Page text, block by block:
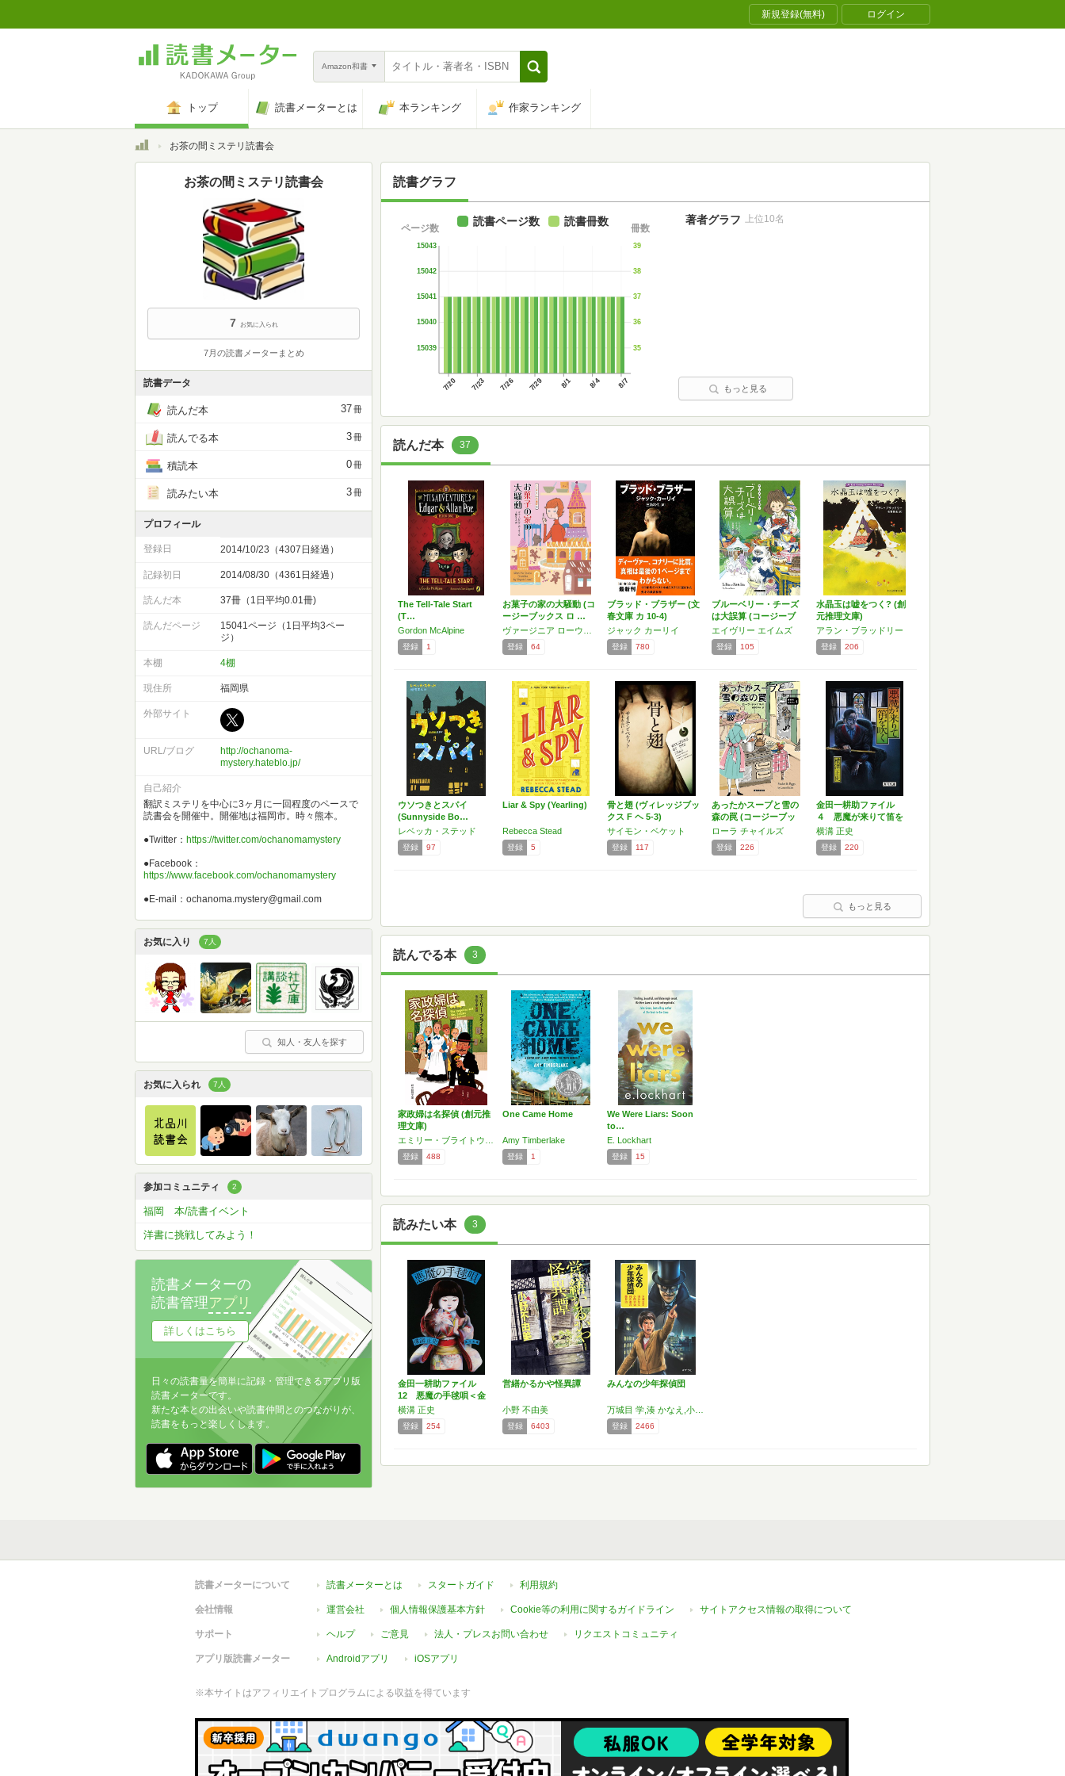
新規登録(無料) ログイン
Amazon和書
トップ 読書メーターとは 本ランキング 作家ランキング
トップお茶の間ミステリ読書会
読書グラフ
7/20 7/23 7/26 7/29 8/1 8/4 8/7
15039
15040
15041
15042
15043
ページ数
35
36
37
38
39
冊数
読書ページ数 読書冊数 著者グラフ 上位10名
もっと見る
読んだ本 37
The Tell-Tale Start
(T…
Gordon McAlpine
登録 1
お菓子の家の大騒動 (コ
ージーブックス ロ …
登録 64
ブラッド・ブラザー (文
春文庫 カ 10-4)
ジャック カーリイ
登録 780
ブルーベリー・チーズ
は大誤算 (コージーブ
ッ…
エイヴリー エイムズ
登録 105
水晶玉は嘘をつく? (創
元推理文庫)
アラン・ブラッドリー
登録 206
ウソつきとスパイ
(Sunnyside Bo…
レベッカ・ステッド
登録 97
Liar & Spy (Yearling)
Rebecca Stead
登録 5
骨と翅 (ヴィレッジブッ
クス F ヘ 5-3)
サイモン・ベケット
登録 117
あったかスープと雪の
森の罠 (コージーブッ
ク…
ローラ チャイルズ
登録 226
金田一耕助ファイル
４ 悪魔が来りて笛を
吹く …
横溝 正史
登録 220
もっと見る
読んでる本 3
家政婦は名探偵 (創元推
理文庫)
登録 488
One Came Home
Amy Timberlake
登録 1
We Were Liars: Soon
to…
E. Lockhart
登録 15
読みたい本 3
金田一耕助ファイル
12 悪魔の手毬唄＜金
田一…
横溝 正史
登録 254
営繕かるかや怪異譚
小野 不由美
登録 6403
みんなの少年探偵団
登録 2466
お茶の間ミステリ読書会
7 お気に入られ
7月の読書メーターまとめ
読書データ
読んだ本 37冊
読んでる本 3冊
積読本 0冊
読みたい本 3冊
プロフィール
登録日 2014/10/23（4307日経過）
記録初日 2014/08/30（4361日経過）
読んだ本 37冊（1日平均0.01冊)
読んだページ
15041ページ（1日平均3ペー
ジ）
本棚 4棚
現住所 福岡県
外部サイト
URL/ブログ
http://ochanoma-
mystery.hateblo.jp/
自己紹介
翻訳ミステリを中心に3ヶ月に一回程度のペースで
読書会を開催中。開催地は福岡市。時々熊本。
●Twitter： https://twitter.com/ochanomamystery
●Facebook：
https://www.facebook.com/ochanomamystery
●E-mail：ochanoma.mystery@gmail.com
お気に入り 7人
知人・友人を探す
お気に入られ 7人
参加コミュニティ 2
福岡 本/読書イベント
洋書に挑戦してみよう！
読書メーターの
読書管理アプリ
詳しくはこちら
日々の読書量を簡単に記録・管理できるアプリ版
読書メーターです。
新たな本との出会いや読書仲間とのつながりが、
読書をもっと楽しくします。
読書メーターについて 読書メーターとは スタートガイド 利用規約
会社情報 運営会社 個人情報保護基本方針 Cookie等の利用に関するガイドライン サイトアクセス情報の取得について
サポート ヘルプ ご意見 法人・プレスお問い合わせ リクエストコミュニティ
アプリ版読書メーター Androidアプリ iOSアプリ
※本サイトはアフィリエイトプログラムによる収益を得ています